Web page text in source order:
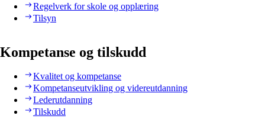
Regelverk for skole og opplæring
Tilsyn
Kompetanse og tilskudd
Kvalitet og kompetanse
Kompetanseutvikling og videreutdanning
Lederutdanning
Tilskudd